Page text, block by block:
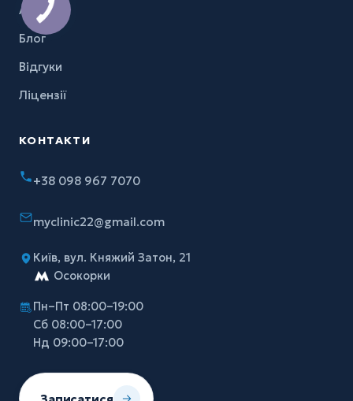
Акції
Блог
Відгуки
Ліцензії
КОНТАКТИ
+38 098 967 7070
myclinic22@gmail.com
Київ, вул. Княжий Затон, 21
Осокорки
Пн–Пт 08:00–19:00
Сб 08:00–17:00
Нд 09:00–17:00